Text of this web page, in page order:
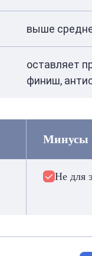
выше
оставляет
финиш,
Минусы
Не для